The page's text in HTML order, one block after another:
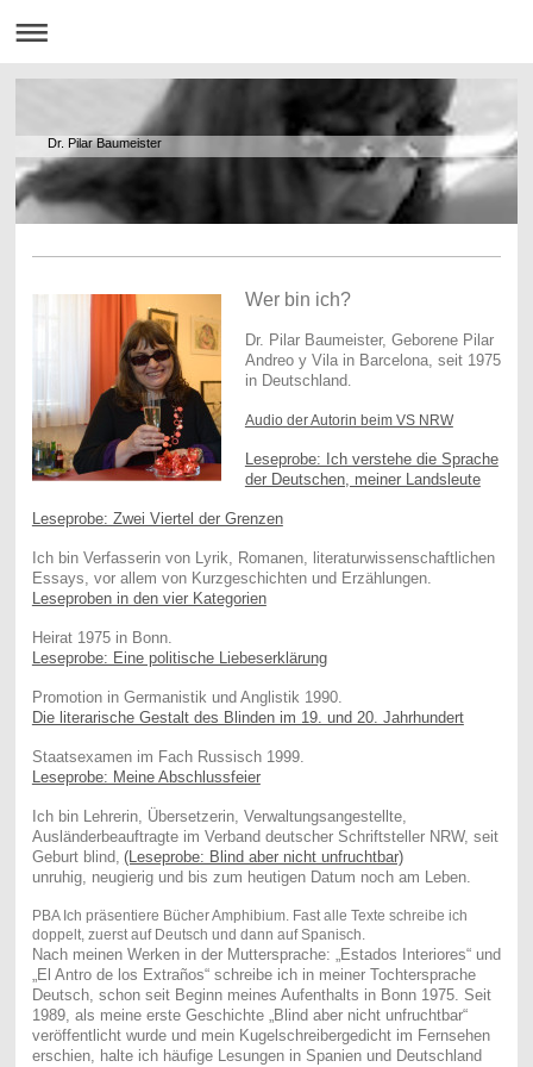
Dr. Pilar Baumeister
Wer bin ich?
Dr. Pilar Baumeister, Geborene Pilar
Andreo y Vila in Barcelona, seit 1975
in Deutschland.
Audio der Autorin beim VS NRW
Leseprobe: Ich verstehe die Sprache
der Deutschen, meiner Landsleute
Leseprobe: Zwei Viertel der Grenzen
Ich bin Verfasserin von Lyrik, Romanen, literaturwissenschaftlichen
Essays, vor allem von Kurzgeschichten und Erzählungen.
Leseproben in den vier Kategorien
Heirat 1975 in Bonn.
Leseprobe: Eine politische Liebeserklärung
Promotion in Germanistik und Anglistik 1990.
Die literarische Gestalt des Blinden im 19. und 20. Jahrhundert
Staatsexamen im Fach Russisch 1999.
Leseprobe: Meine Abschlussfeier
Ich bin Lehrerin, Übersetzerin, Verwaltungsangestellte,
Ausländerbeauftragte im Verband deutscher Schriftsteller NRW, seit
Geburt blind, (Leseprobe: Blind aber nicht unfruchtbar)
unruhig, neugierig und bis zum heutigen Datum noch am Leben.
PBA Ich präsentiere Bücher Amphibium. Fast alle Texte schreibe ich
doppelt, zuerst auf Deutsch und dann auf Spanisch.
Nach meinen Werken in der Muttersprache: „Estados Interiores“ und
„El Antro de los Extraños“ schreibe ich in meiner Tochtersprache
Deutsch, schon seit Beginn meines Aufenthalts in Bonn 1975. Seit
1989, als meine erste Geschichte „Blind aber nicht unfruchtbar“
veröffentlicht wurde und mein Kugelschreibergedicht im Fernsehen
erschien, halte ich häufige Lesungen in Spanien und Deutschland